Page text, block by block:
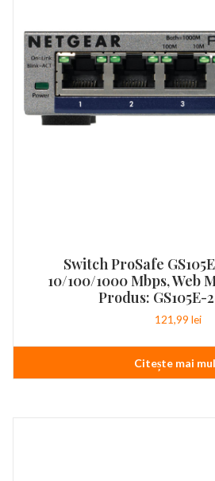
Switch ProSafe
10/100/1000 Mbps, Web
Produs: GS105E-
121,99 lei
Citește mai